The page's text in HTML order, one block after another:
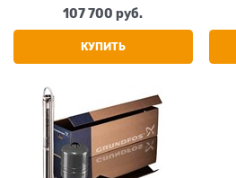
107 700 руб.
КУПИТЬ